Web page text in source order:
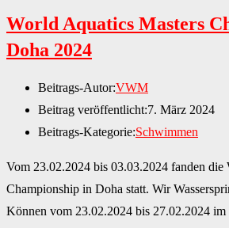
World Aquatics Masters
Doha 2024
Beitrags-Autor:VWM
Beitrag veröffentlicht:7. März 2024
Beitrags-Kategorie:Schwimmen
Vom 23.02.2024 bis 03.03.2024 fanden die
Championship in Doha statt. Wir
Können vom 23.02.2024 bis 27.02.2024